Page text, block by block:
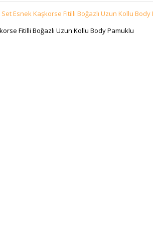
Set Esnek Kaşkorse Fitilli Boğazlı Uzun Kollu